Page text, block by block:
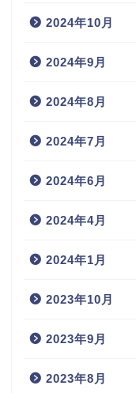
2024年10月
2024年9月
2024年8月
2024年7月
2024年6月
2024年4月
2024年1月
2023年10月
2023年9月
2023年8月